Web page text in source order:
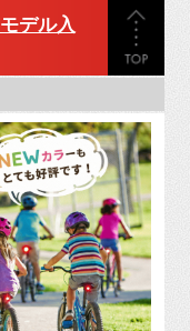
デル入